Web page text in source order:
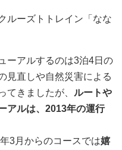
ルーズトトレイン「なな
ーアルするのは3泊4日の
見直しや自然災害による
てきましたが、 ルートや
アルは、2013年の運行
3月からのコースでは嬉